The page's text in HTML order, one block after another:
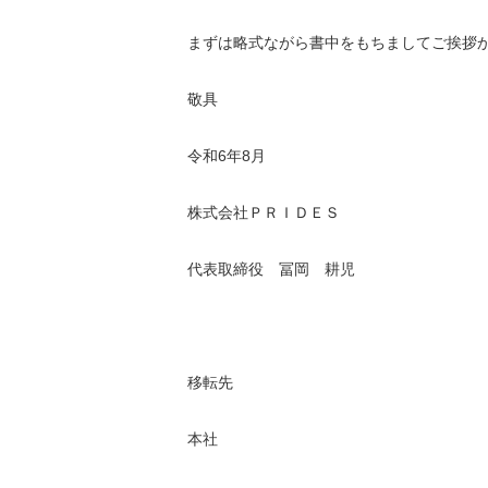
まずは略式ながら書中をもちましてご挨拶
敬具
令和6年8月
株式会社ＰＲＩＤＥＳ
代表取締役 冨岡 耕児
移転先
本社